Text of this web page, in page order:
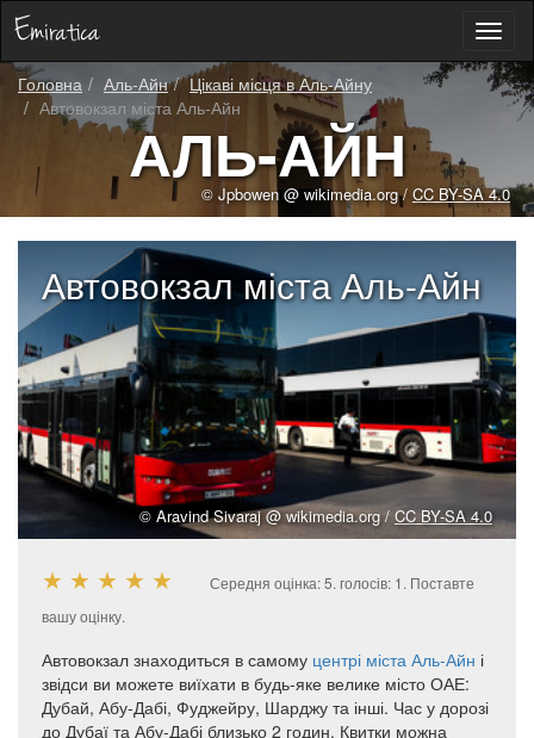
Головна
Аль-Айн
Цікаві місця в Аль-Айну
Автовокзал міста Аль-Айн
АЛЬ-АЙН
© Jpbowen @ wikimedia.org / CC BY-SA 4.0
Автовокзал міста Аль-Айн
© Aravind Sivaraj @ wikimedia.org / CC BY-SA 4.0
★ ★ ★ ★ ★ Середня оцінка:5. голосів: 1 . Поставте
вашу оцінку.
Автовокзал знаходиться в самому центрі міста Аль-Айн і
звідси ви можете виїхати в будь-яке велике місто ОАЕ:
Дубай, Абу-Дабі, Фуджейру, Шарджу та інші. Час у дорозі
до Дубаї та Абу-Дабі близько 2 годин. Квитки можна